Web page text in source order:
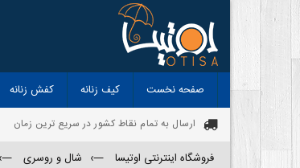
صفحه نخست کیف زنانه کفش زنانه
ارسال به تمام نقاط کشور در سریع ترین زمان
فروشگاه اینترنتی اوتیسا —› شال و روسری —›